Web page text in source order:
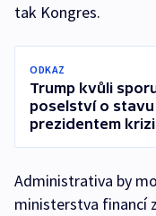
tak Kongres.
ODKAZ
Trump kvůli
poselství o stavu
prezidentem
Administrativa by
ministerstva financí